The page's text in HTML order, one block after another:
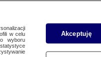
w celu
wyboru
Akceptuję